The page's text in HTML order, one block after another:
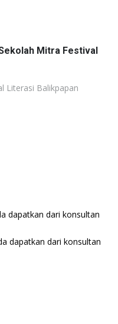
Mitra Festival
Literasi Balikpapan
dapatkan dari konsultan
dapatkan dari konsultan